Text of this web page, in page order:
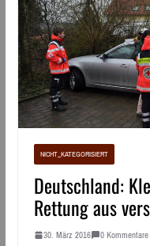
NICHT_KATEGORISIERT
Deutschland:
Rettung aus
30. März 2016 0 Kommentare